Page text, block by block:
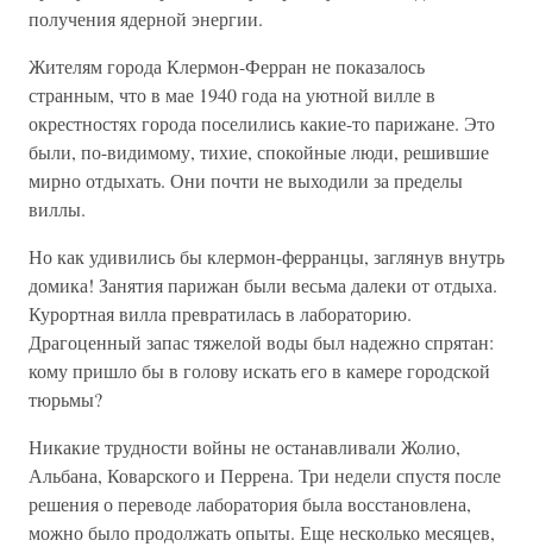
получения ядерной энергии.
Жителям города Клермон-Ферран не показалось
странным, что в мае 1940 года на уютной вилле в
окрестностях города поселились какие-то парижане. Это
были, по-видимому, тихие, спокойные люди, решившие
мирно отдыхать. Они почти не выходили за пределы
виллы.
Но как удивились бы клермон-ферранцы, заглянув внутрь
домика! Занятия парижан были весьма далеки от отдыха.
Курортная вилла превратилась в лабораторию.
Драгоценный запас тяжелой воды был надежно спрятан:
кому пришло бы в голову искать его в камере городской
тюрьмы?
Никакие трудности войны не останавливали Жолио,
Альбана, Коварского и Перрена. Три недели спустя после
решения о переводе лаборатория была восстановлена,
можно было продолжать опыты. Еще несколько месяцев,